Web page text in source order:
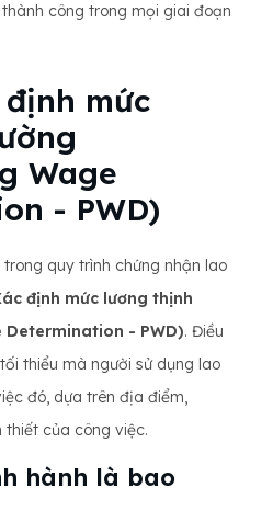
công trong mọi giai đoạn
định mức
Wage
- PWD)
quy trình chứng nhận lao
định mức lương thịnh
- PWD). Điều
thiểu mà người sử dụng lao
đó, dựa trên địa điểm,
thiết của công việc.
hành là bao